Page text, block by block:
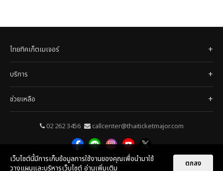
ไทยทิคเก็ตเมเจอร์
บริการ
ช่วยเหลือ
02 262 3456 callcenter@thaiticketmajor.com
© 2026ไทยทิคเก็ตเมเจอร์
เว็บไซต์นี้มีการเก็บข้อมูลการใช้งานของคุณเพื่อนำมาใช้
วางแผนและบริหารเว็บไซต์อ่านเพิ่มเติม ตกลง